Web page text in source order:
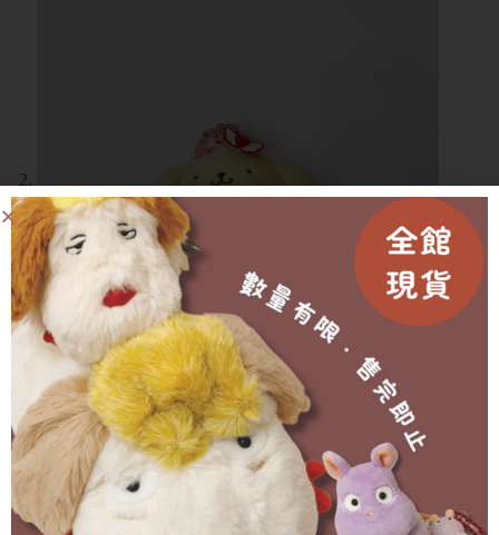
分類: 🧸 可愛角色周邊┊癒し系角色特區 ,所有商品, 🎀
三麗鷗┊サンリオ
🥐 現貨選品┊在庫あり
〖現貨選品〗三麗鷗 布丁狗魔法愛心吊飾娃娃